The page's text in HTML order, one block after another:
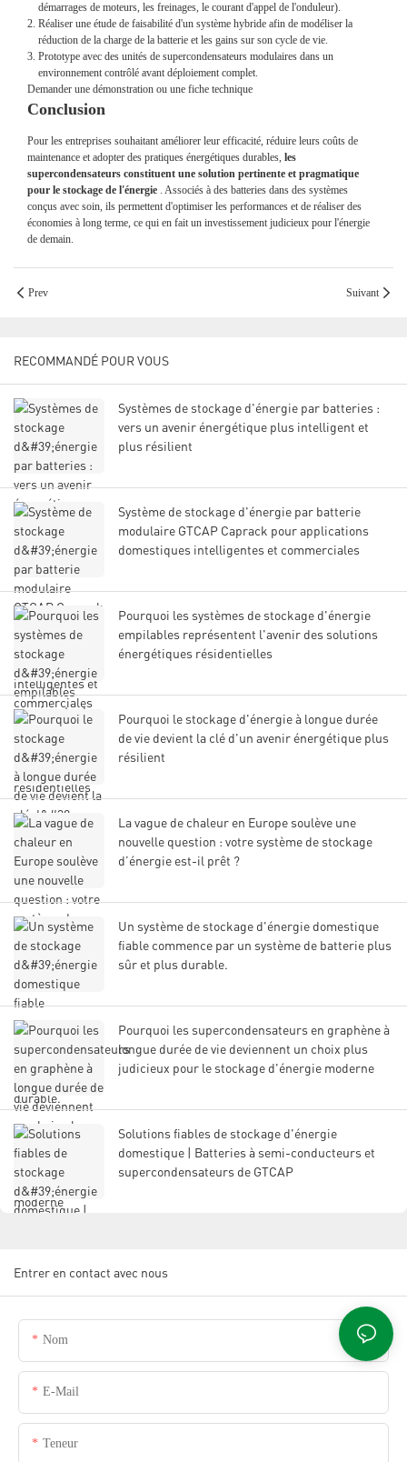
démarrages de moteurs, les freinages, le courant d'appel de l'onduleur).
Réaliser une étude de faisabilité d'un système hybride afin de modéliser la
réduction de la charge de la batterie et les gains sur son cycle de vie.
Prototype avec des unités de supercondensateurs modulaires dans un
environnement contrôlé avant déploiement complet.
Demander une démonstration ou une fiche technique
Conclusion
Pour les entreprises souhaitant améliorer leur efficacité, réduire leurs coûts de
maintenance et adopter des pratiques énergétiques durables, les
supercondensateurs constituent une solution pertinente et pragmatique
pour le stockage de l'énergie . Associés à des batteries dans des systèmes
conçus avec soin, ils permettent d'optimiser les performances et de réaliser des
économies à long terme, ce qui en fait un investissement judicieux pour l'énergie
de demain.
Prev Suivant
RECOMMANDÉ POUR VOUS
Systèmes de stockage d'énergie par batteries :
vers un avenir énergétique plus intelligent et
plus résilient
Système de stockage d'énergie par batterie
modulaire GTCAP Caprack pour applications
domestiques intelligentes et commerciales
Pourquoi les systèmes de stockage d'énergie
empilables représentent l'avenir des solutions
énergétiques résidentielles
Pourquoi le stockage d'énergie à longue durée
de vie devient la clé d'un avenir énergétique plus
résilient
La vague de chaleur en Europe soulève une
nouvelle question : votre système de stockage
d’énergie est-il prêt ?
Un système de stockage d'énergie domestique
fiable commence par un système de batterie plus
sûr et plus durable.
Pourquoi les supercondensateurs en graphène à
longue durée de vie deviennent un choix plus
judicieux pour le stockage d'énergie moderne
Solutions fiables de stockage d'énergie
domestique | Batteries à semi-conducteurs et
supercondensateurs de GTCAP
Entrer en contact avec nous
Nom
E-Mail
Teneur